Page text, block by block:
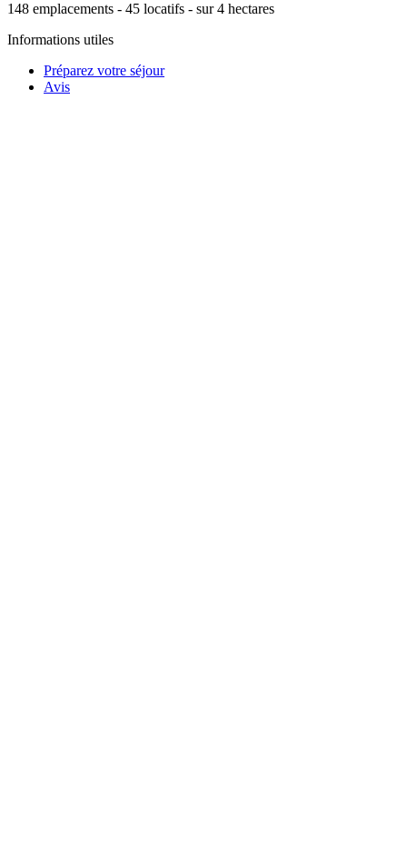
148 emplacements - 45 locatifs - sur4 hectares
Informations utiles
Préparez votre séjour
Avis